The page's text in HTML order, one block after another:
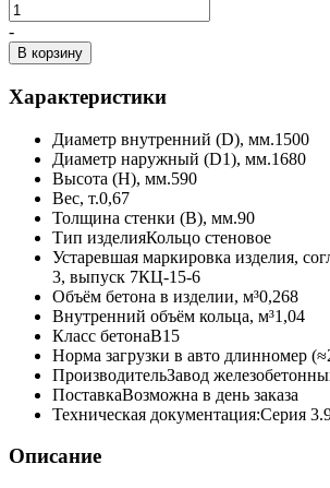
-
В корзину
Характеристики
Диаметр внутренний (D), мм.1500
Диаметр наружный (D1), мм.1680
Высота (H), мм.590
Вес, т.0,67
Толщина стенки (B), мм.90
Тип изделияКольцо стеновое
Устаревшая маркировка изделия,
3, выпуск 7КЦ-15-6
Объём бетона в изделии, м³0,268
Внутренний объём кольца, м³1,04
Класс бетонаВ15
Норма загрузки в авто длинномер
ПроизводительЗавод
ПоставкаВозможна в день заказа
Техническая документация:Серия
Описание